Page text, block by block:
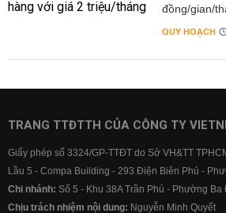
đồng/gian/
QUY HOẠCH
TRANG TTĐTTH CỦA CÔNG TY
Giấy phép số 3324/GP-TTĐT do Sở VH&TT
Lầu 5 - Compa Building - 293 Điện Biên Phủ -
Chi nhánh: Số 5 - Khu 38A Trần Phú - Phường Ba
Chịu trách nhiệm nội dung: Nguyễn Minh Quyết